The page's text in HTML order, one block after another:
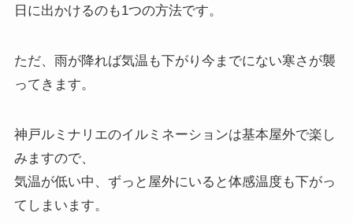
日に出かけるのも1つの方法です。
ただ、雨が降れば気温も下がり今までにない寒さが襲
ってきます。
神戸ルミナリエのイルミネーションは基本屋外で楽し
みますので、
気温が低い中、ずっと屋外にいると体感温度も下がっ
てしまいます。